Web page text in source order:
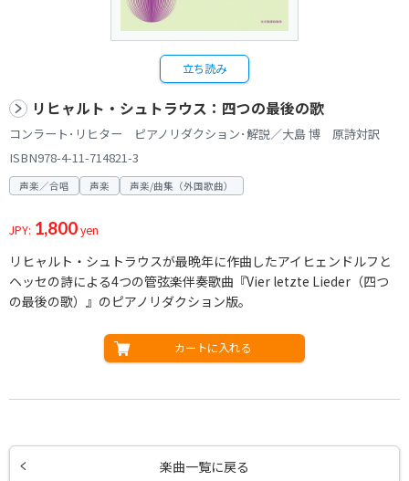
立ち読み
リヒャルト・シュトラウス：四つの最後の歌
コンラート･リヒター ピアノリダクション･解説／大島 博 原詩対訳
ISBN978-4-11-714821-3
声楽／合唱 声楽 声楽/曲集（外国歌曲）
JPY: 1,800yen
リヒャルト・シュトラウスが最晩年に作曲したアイヒェンドルフと
ヘッセの詩による4つの管弦楽伴奏歌曲『Vier letzte Lieder（四つ
の最後の歌）』のピアノリダクション版。
カートに入れる
楽曲一覧に戻る